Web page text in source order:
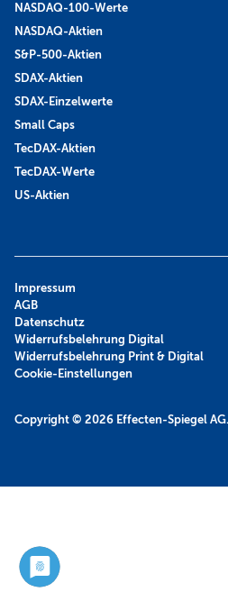
NASDAQ-100-Werte
NASDAQ-Aktien
S&P-500-Aktien
SDAX-Aktien
SDAX-Einzelwerte
Small Caps
TecDAX-Aktien
TecDAX-Werte
US-Aktien
Copyright © 2026 Effecten-Spiegel AG.
Impressum
AGB
Datenschutz
Widerrufsbelehrung Digital
Widerrufsbelehrung Print & Digital
Cookie-Einstellungen